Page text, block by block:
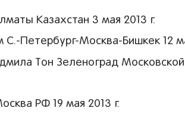
Казахстан 3 мая 2013 г.
Петербург-Москва-Бишкек 12
Тон Зеленоград
РФ 19 мая 2013 г.